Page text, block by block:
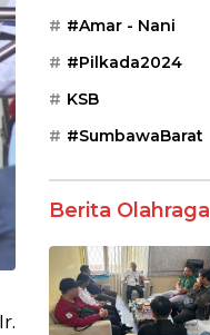
#Amar - Nani
#Pilkada2024
KSB
#SumbawaBarat
Berita Olahraga